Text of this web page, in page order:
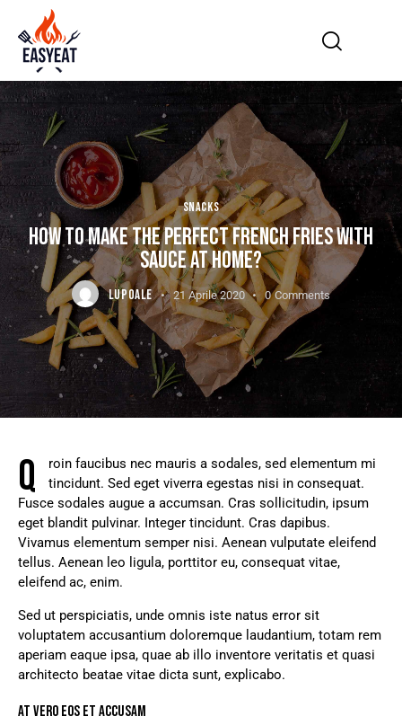
SNACKS
HOW TO MAKE THE PERFECT FRENCH FRIES WITH
SAUCE AT HOME?
LUPOALE 21 Aprile 2020 0 Comments
Q
roin faucibus nec mauris a sodales, sed elementum mi
tincidunt. Sed eget viverra egestas nisi in consequat.
Fusce sodales augue a accumsan. Cras sollicitudin, ipsum
eget blandit pulvinar. Integer tincidunt. Cras dapibus.
Vivamus elementum semper nisi. Aenean vulputate eleifend
tellus. Aenean leo ligula, porttitor eu, consequat vitae,
eleifend ac, enim.
Sed ut perspiciatis, unde omnis iste natus error sit
voluptatem accusantium doloremque laudantium, totam rem
aperiam eaque ipsa, quae ab illo inventore veritatis et quasi
architecto beatae vitae dicta sunt, explicabo.
AT VERO EOS ET ACCUSAM